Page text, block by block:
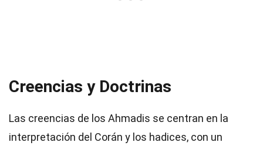
Creencias y Doctrinas
Las creencias de los Ahmadis se centran en la
interpretación del Corán y los hadices, con un